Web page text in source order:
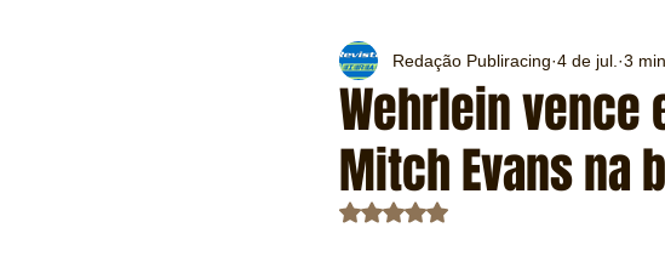
Turismo Lazer Transporte
Mecânica e Peças Segurança Testes e
Wehrlein vence
Mitch Evans na
Redação Publiracing 4 de jul. 3
Avaliado com NaN de 5 estrelas.